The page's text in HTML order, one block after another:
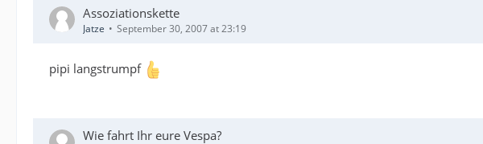
Assoziationskette
Jatze September 30, 2007 at 23:19
pipi langstrumpf
Wie fahrt Ihr eure Vespa?